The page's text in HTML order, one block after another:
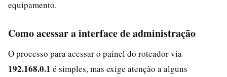
equipamento.
Como acessar a interface de administração
O processo para acessar o painel do roteador via
192.168.0.1 é simples, mas exige atenção a alguns